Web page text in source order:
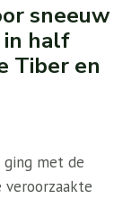
sneeuw
in half
Tiber en
met de
veroorzaakte